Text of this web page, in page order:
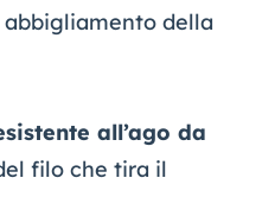
della
all’ago da
filo che tira il